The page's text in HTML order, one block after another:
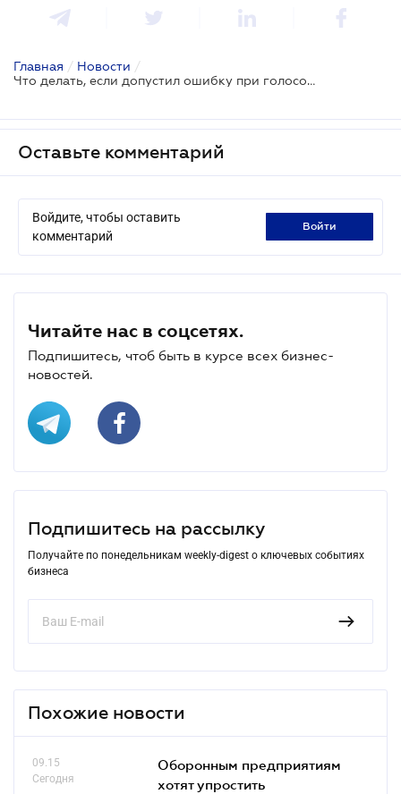
Главная / Новости /
Что делать, если допустил ошибку при голосовании
Оставьте комментарий
Войдите, чтобы оставить
комментарий
войти
Читайте нас в соцсетях.
Подпишитесь, чтоб быть в курсе всех бизнес-
новостей.
Подпишитесь на рассылку
Получайте по понедельникам weekly-digest о ключевых событиях
бизнеса
Похожие новости
09.15
Сегодня
Оборонным предприятиям
хотят упростить